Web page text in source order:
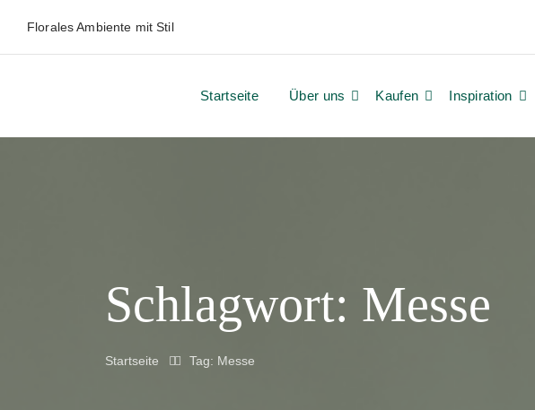
Florales Ambiente mit Stil
Startseite Über uns Kaufen Inspiration
Schlagwort: Messe
Startseite Tag: Messe